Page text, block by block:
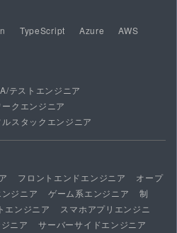
TypeScript Azure
AWS
テストエンジニア
クエンジニア
ルスタックエンジニア
フロントエンドエンジニア
オープ
ジニア ゲーム系エンジニア
制
エンジニア
スマホアプリエンジニ
ニア
サーバーサイドエンジニア